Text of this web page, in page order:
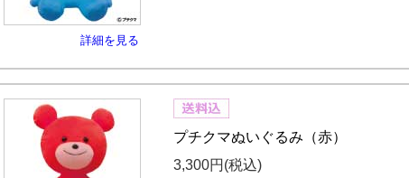
詳細を見る
プチクマぬいぐるみ（赤）
3,300円 (税込)